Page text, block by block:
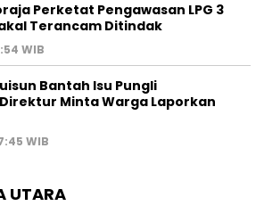
Perketat Pengawasan LPG 3
Terancam Ditindak
WIB
Bantah Isu Pungli
Minta Warga Laporkan
WIB
UTARA